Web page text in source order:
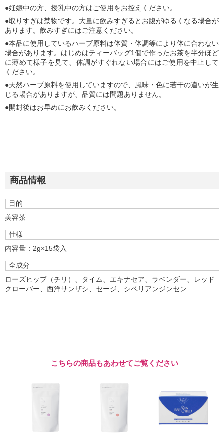
妊娠中の方、授乳中の方はご使用をお控えください。
取りすぎは禁物です。大量に飲みすぎるとお腹がゆるくなる場合が
あります。飲みすぎにはご注意ください。
本品に使用しているハーブ原料は体質・体調等により体に合わない
場合があります。はじめはティーバッグ1個で作ったお茶を半分ほど
に薄めて様子を見て、体調がすぐれない場合にはご使用を中止して
ください。
天然ハーブ原料を使用していますので、風味・色に若干の違いが生
じる場合がありますが、品質には問題ありません。
開封後はお早めにお飲みください。
商品情報
目的
美容茶
仕様
内容量：2g×15袋入
全成分
ローズヒップ（チリ）、タイム、エキナセア、ラベンダー、レッド
クローバー、西洋サンザシ、セージ、シベリアンジンセン
こちらの商品もあわせてご覧ください